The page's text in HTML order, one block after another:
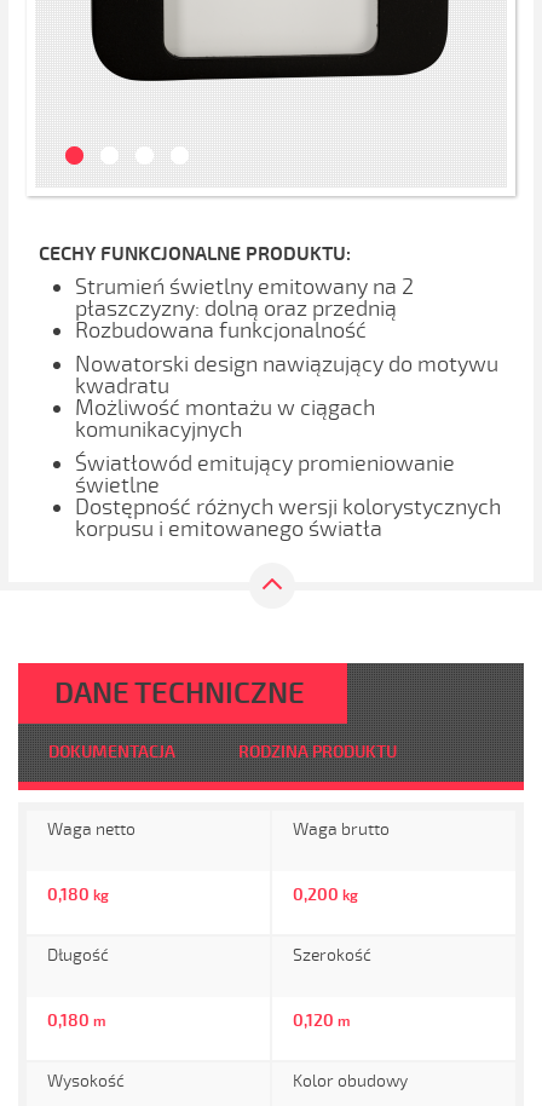
CECHY FUNKCJONALNE PRODUKTU:
Strumień świetlny emitowany na 2
płaszczyzny: dolną oraz przednią
Rozbudowana funkcjonalność
Nowatorski design nawiązujący do motywu
kwadratu
Możliwość montażu w ciągach
komunikacyjnych
Światłowód emitujący promieniowanie
świetlne
Dostępność różnych wersji kolorystycznych
korpusu i emitowanego światła
DANE TECHNICZNE
DOKUMENTACJA RODZINA PRODUKTU
Waga netto
0,180 kg
Waga brutto
0,200 kg
Długość
0,180 m
Szerokość
0,120 m
Wysokość Kolor obudowy